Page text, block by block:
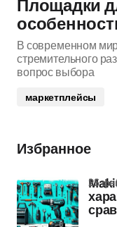
Площадки
В современном
стремительного
вопрос выбора
маркетплейсы
Избранное
25